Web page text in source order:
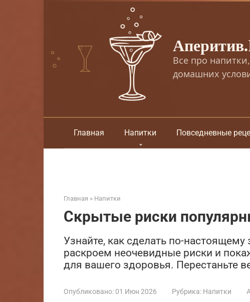
Все про
домашних
Главная Напитки Повседневные
Главная » Напитки
Скрытые риски
Узнайте, как сделать по-
раскроем неочевидные риски и
для вашего здоровья. Перестаньте
Опубликовано: 01 Июн 2026 Рубрика: Напитки